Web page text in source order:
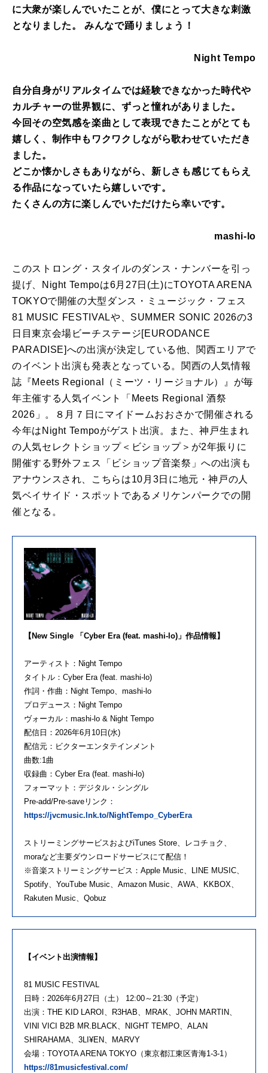
に大衆が楽しんでいたことが、僕にとって大きな刺激
となりました。 みんなで踊りましょう！
Night Tempo
自分自身がリアルタイムでは経験できなかった時代や
カルチャーの世界観に、ずっと憧れがありました。
今回その空気感を楽曲として表現できたことがとても
嬉しく、制作中もワクワクしながら歌わせていただき
ました。
どこか懐かしさもありながら、新しさも感じてもらえ
る作品になっていたら嬉しいです。
たくさんの方に楽しんでいただけたら幸いです。
mashi-lo
このストロング・スタイルのダンス・ナンバーを引っ
提げ、Night Tempoは6月27日(土)にTOYOTA ARENA
TOKYOで開催の大型ダンス・ミュージック・フェス
81 MUSIC FESTIVALや、SUMMER SONIC 2026の3
日目東京会場ビーチステージ[EURODANCE
PARADISE]への出演が決定している他、関西エリアで
のイベント出演も発表となっている。関西の人気情報
誌『Meets Regional（ミーツ・リージョナル）』が毎
年主催する人気イベント「Meets Regional 酒祭
2026」。８月７日にマイドームおおさかで開催される
今年はNight Tempoがゲスト出演。また、神戸生まれ
の人気セレクトショップ＜ビショップ＞が2年振りに
開催する野外フェス「ビショップ音楽祭」への出演も
アナウンスされ、こちらは10月3日に地元・神戸の人
気ベイサイド・スポットであるメリケンパークでの開
催となる。
【New Single 「Cyber Era (feat. mashi-lo)」作品情報】
アーティスト：Night Tempo
タイトル：Cyber Era (feat. mashi-lo)
作詞・作曲：Night Tempo、mashi-lo
プロデュース：Night Tempo
ヴォーカル：mashi-lo & Night Tempo
配信日：2026年6月10日(水)
配信元：ビクターエンタテインメント
曲数:1曲
収録曲：Cyber Era (feat. mashi-lo)
フォーマット：デジタル・シングル
Pre-add/Pre-saveリンク：
https://jvcmusic.lnk.to/NightTempo_CyberEra
ストリーミングサービスおよびiTunes Store、レコチョク、
moraなど主要ダウンロードサービスにて配信！
※音楽ストリーミングサービス：Apple Music、LINE MUSIC、
Spotify、YouTube Music、Amazon Music、AWA、KKBOX、
Rakuten Music、Qobuz
【イベント出演情報】
81 MUSIC FESTIVAL
日時：2026年6月27日（土） 12:00～21:30（予定）
出演：THE KID LAROI、R3HAB、MRAK、JOHN MARTIN、
VINI VICI B2B MR.BLACK、NIGHT TEMPO、ALAN
SHIRAHAMA、3LI¥EN、MARVY
会場：TOYOTA ARENA TOKYO（東京都江東区青海1-3-1）
https://81musicfestival.com/